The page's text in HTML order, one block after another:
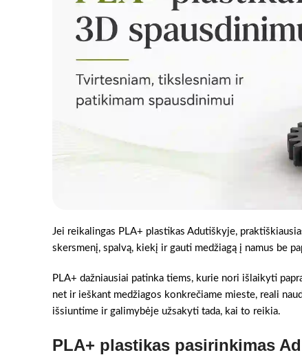
Jei reikalingas PLA+ plastikas Adutiškyje,
skersmenį, spalvą, kiekį ir gauti medžiagą į namus be
PLA+ dažniausiai patinka tiems, kurie nori išlaikyti
net ir ieškant medžiagos konkrečiame mieste, reali
išsiuntime ir galimybėje užsakyti tada, kai to reikia.
PLA+ plastikas pasirinkimas